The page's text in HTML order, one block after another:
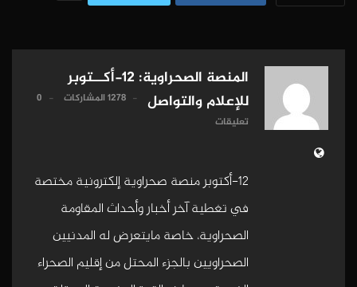
المنصة الصحراوية: 12-أكــتوبر
للإعلام والتواصل
1278 المشاركات
0
تعليقات
12-أكتوبر منصة صحراوية إلكترونية مختصة
في تغطية آخر أخبار وأحداث المقاومة
الصحراوية، خاصة مايتعرض له المدنيين
الصحراويين بالجزء المحتل من إقليم الصحراء